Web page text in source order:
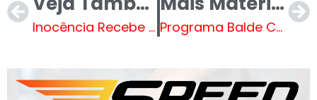
Inocência Recebe Lançamento do Projeto Padrinho do Poder Judiciário Programa Balde Cheio: Prefeitura de Brasilândia apoia pequenos produtores de leite